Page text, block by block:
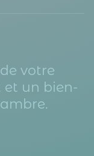
votre
un bien-